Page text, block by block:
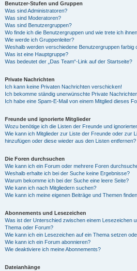
Benutzer-Stufen und Gruppen
Was sind Administratoren?
Was sind Moderatoren?
Was sind Benutzergruppen?
Wo finde ich die Benutzergruppen und wie trete ich
Wie werde ich Gruppenleiter?
Weshalb werden verschiedene Benutzergruppen farbig
Was ist eine Hauptgruppe?
Was bedeutet der „Das Team“-Link auf der Startseite?
Private Nachrichten
Ich kann keine Privaten Nachrichten verschicken!
Ich bekomme ständig unerwünschte Private
Ich habe eine Spam-E-Mail von einem Mitglied dieses
Freunde und ignorierte Mitglieder
Wozu benötige ich die Listen der Freunde und
Wie kann ich Mitglieder zur Liste der Freunde oder zur
hinzufügen oder diese wieder aus den Listen entfernen?
Die Foren durchsuchen
Wie kann ich ein Forum oder mehrere Foren
Weshalb erhalte ich bei der Suche keine Ergebnisse?
Warum bekomme ich bei der Suche eine leere Seite?
Wie kann ich nach Mitgliedern suchen?
Wie kann ich meine eigenen Beiträge und Themen
Abonnements und Lesezeichen
Was ist der Unterschied zwischen einem Lesezeichen
Thema oder Forum?
Wie kann ich ein Lesezeichen auf ein Thema setzen
Wie kann ich ein Forum abonnieren?
Wie deaktiviere ich meine Abonnements?
Dateianhänge